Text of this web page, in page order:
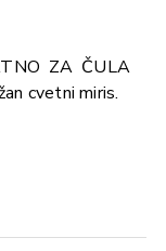
ZA ČULA
cvetni miris.